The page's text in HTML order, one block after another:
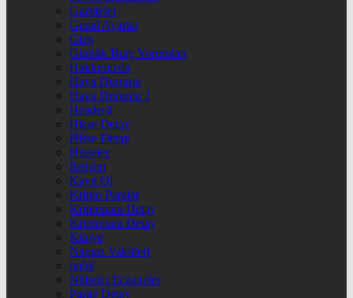
Gazeteler
Genel Ayarlar
Giriş
Günlük Burç Yorumları
Hakkımızda
Hava Durumu
Hava Durumu 2
Header4
Hisse Detay
Hisse Detay
Hisseler
İletişim
Kayıt Ol
Kripto Paralar
Kriptopara Detay
Kriptopara Detay
Künye
Namaz Vakitleri
nnbil
Nöbetçi Eczaneler
Parite Detay